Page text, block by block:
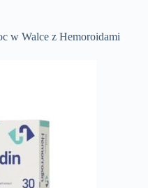
w Walce z Hemoroidami